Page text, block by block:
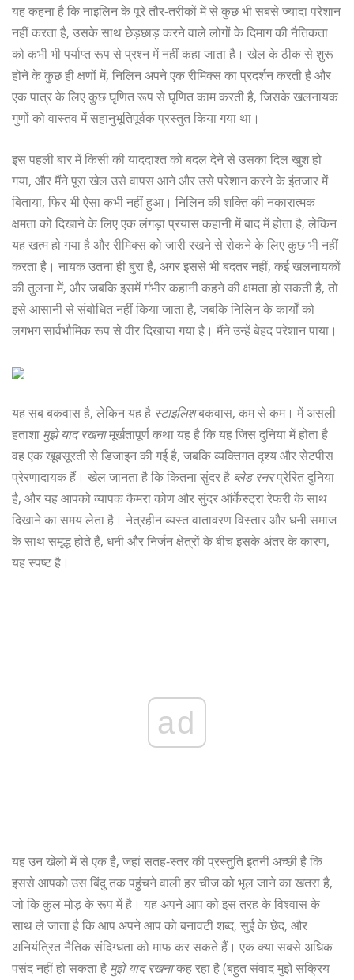
यह कहना है कि नाइलिन के पूरे तौर-तरीकों में से कुछ भी सबसे ज्यादा परेशान
नहीं करता है, उसके साथ छेड़छाड़ करने वाले लोगों के दिमाग की नैतिकता
को कभी भी पर्याप्त रूप से प्रश्न में नहीं कहा जाता है। खेल के ठीक से शुरू
होने के कुछ ही क्षणों में, निलिन अपने एक रीमिक्स का प्रदर्शन करती है और
एक पात्र के लिए कुछ घृणित रूप से घृणित काम करती है, जिसके खलनायक
गुणों को वास्तव में सहानुभूतिपूर्वक प्रस्तुत किया गया था।
इस पहली बार में किसी की याददाश्त को बदल देने से उसका दिल खुश हो
गया, और मैंने पूरा खेल उसे वापस आने और उसे परेशान करने के इंतजार में
बिताया, फिर भी ऐसा कभी नहीं हुआ। निलिन की शक्ति की नकारात्मक
क्षमता को दिखाने के लिए एक लंगड़ा प्रयास कहानी में बाद में होता है, लेकिन
यह खत्म हो गया है और रीमिक्स को जारी रखने से रोकने के लिए कुछ भी नहीं
करता है। नायक उतना ही बुरा है, अगर इससे भी बदतर नहीं, कई खलनायकों
की तुलना में, और जबकि इसमें गंभीर कहानी कहने की क्षमता हो सकती है, तो
इसे आसानी से संबोधित नहीं किया जाता है, जबकि निलिन के कार्यों को
लगभग सार्वभौमिक रूप से वीर दिखाया गया है। मैंने उन्हें बेहद परेशान पाया।
यह सब बकवास है, लेकिन यह है स्टाइलिशबकवास, कम से कम। में असली
हताशा मुझे याद रखनामूर्खतापूर्ण कथा यह है कि यह जिस दुनिया में होता है
वह एक खूबसूरती से डिजाइन की गई है, जबकि व्यक्तिगत दृश्य और सेटपीस
प्रेरणादायक हैं। खेल जानता है कि कितना सुंदर है ब्लेड रनरप्रेरित दुनिया
है, और यह आपको व्यापक कैमरा कोण और सुंदर ऑर्केस्ट्रा रेफरी के साथ
दिखाने का समय लेता है। नेत्रहीन व्यस्त वातावरण विस्तार और धनी समाज
के साथ समृद्ध होते हैं, धनी और निर्जन क्षेत्रों के बीच इसके अंतर के कारण,
यह स्पष्ट है।
ad
यह उन खेलों में से एक है, जहां सतह-स्तर की प्रस्तुति इतनी अच्छी है कि
इससे आपको उस बिंदु तक पहुंचने वाली हर चीज को भूल जाने का खतरा है,
जो कि कुल मोड़ के रूप में है। यह अपने आप को इस तरह के विश्वास के
साथ ले जाता है कि आप अपने आप को बनावटी शब्द, सुई के छेद, और
अनियंत्रित नैतिक संदिग्धता को माफ कर सकते हैं। एक क्या सबसे अधिक
पसंद नहीं हो सकता है मुझे याद रखनाकह रहा है (बहुत संवाद मुझे सक्रिय